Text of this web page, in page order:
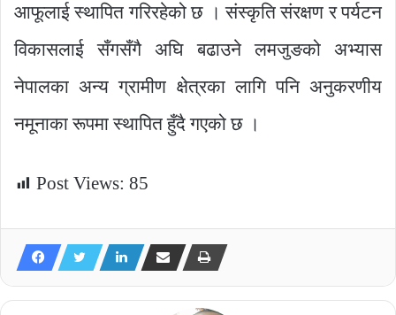
आफूलाई स्थापित गरिरहेको छ । संस्कृति संरक्षण र पर्यटन
विकासलाई सँगसँगै अघि बढाउने लमजुङको अभ्यास
नेपालका अन्य ग्रामीण क्षेत्रका लागि पनि अनुकरणीय
नमूनाका रूपमा स्थापित हुँदै गएको छ ।
Post Views: 85